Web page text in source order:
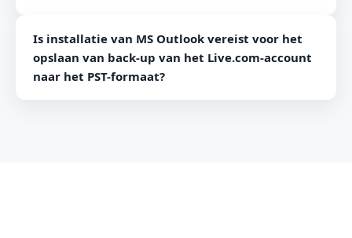
maken van een back-up van het Live.com-account.
Is installatie van MS Outlook vereist voor het
opslaan van back-up van het Live.com-account
naar het PST-formaat?